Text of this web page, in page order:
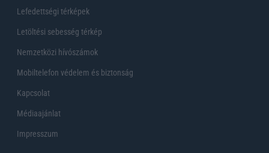
Lefedettségi térképek
Letöltési sebesség térkép
Nemzetközi hívószámok
Mobiltelefon védelem és biztonság
Kapcsolat
Médiaajánlat
Impresszum